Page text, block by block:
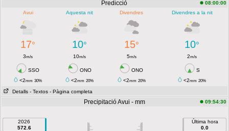
Predicció
08:00:00
Avui
Aquesta nit Divendres Divendres a la nit
17° 10° 15° 10°
3m/s 10m/s 5m/s 2m/s
SSO ONO ONO
S
<2mm 30% <2mm 20% <2mm 20% <2mm 20%
Detalls - Textos - Pàgina completa
Precipitació Avui - mm 09:54:30
2026
572.6
Última hora
0.0